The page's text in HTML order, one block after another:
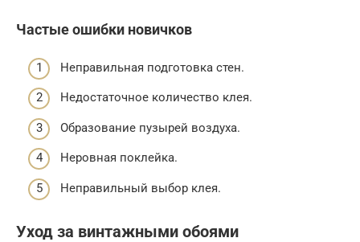
Частые ошибки новичков
Неправильная подготовка стен.
Недостаточное количество клея.
Образование пузырей воздуха.
Неровная поклейка.
Неправильный выбор клея.
Уход за винтажными обоями